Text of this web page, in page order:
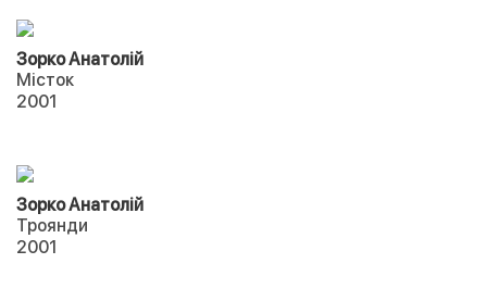
Зорко Анатолій
Місток
2001
Зорко Анатолій
Троянди
2001